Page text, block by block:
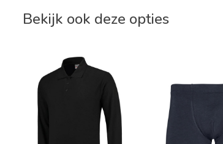
Bekijk ook deze opties